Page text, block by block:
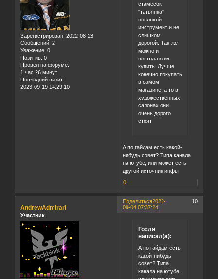
Зарегистрирован: 2022-08-28
Сообщений: 2
Уважение: 0
Позитив: 0
Провел на форуме:
1 час 26 минут
Последний визит:
2023-09-19 14:29:10
стамесок
"татьянка"
неплохой
инструмент и не
слишком
дорогой. Так-же
можно и
поштучно их
купить. Лучше
конечно покупать
в самом
магазине, а то в
художественных
салонах они
очень дорого
стоят
А по гайдам есть какой-
нибудь совет? Типа канала
на ютубе, или может есть
другой источник инфы
0
Поделиться 10
2022-
09-04 07:37:24
AndrewAdmirari
Участник
Госля
написал(а):
А по гайдам есть
какой-нибудь
совет? Типа
канала на ютубе,